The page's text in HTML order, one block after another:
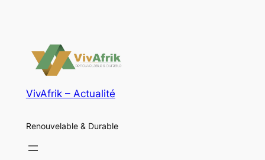
VivAfrik – Actualité
Renouvelable & Durable